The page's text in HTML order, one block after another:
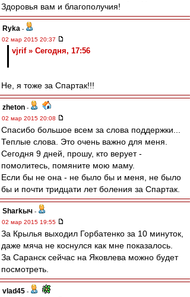
Здоровья вам и благополучия!
Ryka -
02 мар 2015 20:37
vjrif » Сегодня, 17:56
Не, я тоже за Спартак!!!
zheton -
02 мар 2015 20:08
Спасибо большое всем за слова поддержки...
Теплые слова. Это очень важно для меня.
Сегодня 9 дней, прошу, кто верует -
помолитесь, помяните мою маму.
Если бы не она - не было бы и меня, не было
бы и почти тридцати лет боления за Спартак.
Sharkыч -
02 мар 2015 19:55
За Крылья выходил Горбатенко за 10 минуток,
даже мяча не коснулся как мне показалось.
За Саранск сейчас на Яковлева можно будет
посмотреть.
vlad45 -